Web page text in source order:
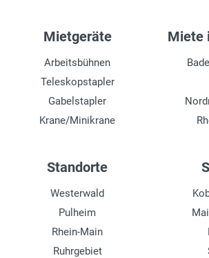
Mietgeräte
Arbeitsbühnen
Teleskopstapler
Gabelstapler
Krane/Minikrane
Miete
Standorte
Westerwald
Pulheim
Rhein-Main
Ruhrgebiet